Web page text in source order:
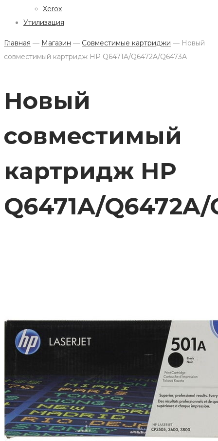
Xerox
Утилизация
Главная — Магазин — Совместимые картриджи — Новый
совместимый картридж HP Q6471A/Q6472A/Q6473A
Новый
совместимый
картридж HP
Q6471A/